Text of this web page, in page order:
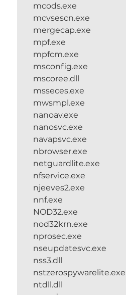
mcods.exe
mcvsescn.exe
mergecap.exe
mpf.exe
mpfcm.exe
msconfig.exe
mscoree.dll
msseces.exe
mwsmpl.exe
nanoav.exe
nanosvc.exe
navapsvc.exe
nbrowser.exe
netguardlite.exe
nfservice.exe
njeeves2.exe
nnf.exe
NOD32.exe
nod32krn.exe
nprosec.exe
nseupdatesvc.exe
nss3.dll
nstzerospywarelite.exe
ntdll.dll